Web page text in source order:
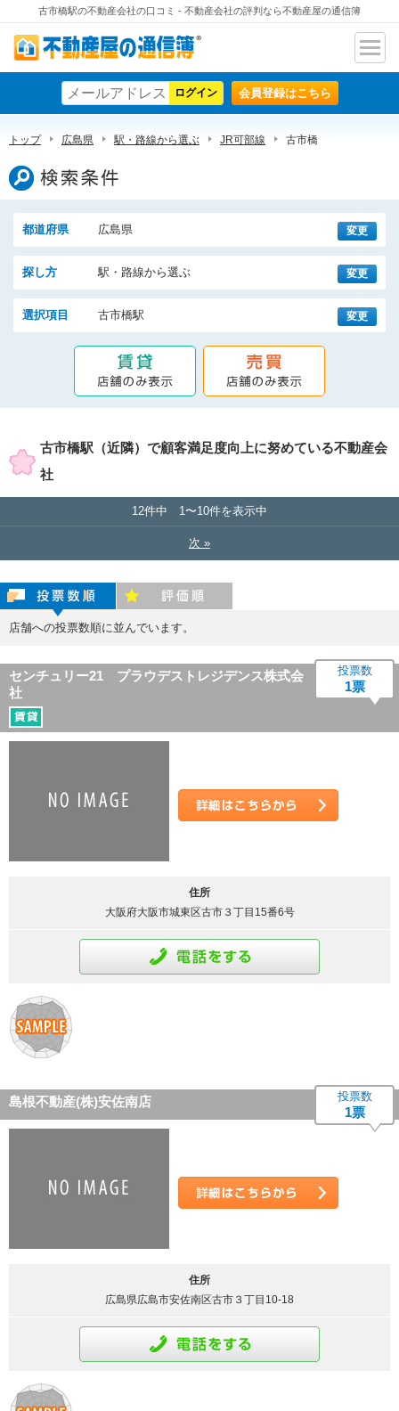
古市橋駅の不動産会社の口コミ - 不動産会社の評判なら不動産屋の通信簿
不動産屋の通信簿
ナビ
ン
会員登録はこちら
トップ 広島県 駅・路線から選ぶ JR可部線 古市橋
検索条件
都道府県 広島県 変更
探し方 駅・路線から選ぶ 変更
選択項目 古市橋駅 変更
古市橋駅（近隣）で顧客満足度向上に努めている不動産会
社
12件中 1〜10件を表示中
次 »
店舗への投票数順に並んでいます。
センチュリー21 プラウデストレジデンス株式会
社
投票数
1票
住所
大阪府大阪市城東区古市３丁目15番6号
島根不動産(株)安佐南店 投票数
1票
住所
広島県広島市安佐南区古市３丁目10-18